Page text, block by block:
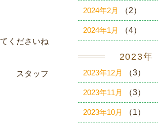
くださいね
2024年2月 （2）
2024年1月 （4）
2023年
2023年12月 （3）
2023年11月 （3）
2023年10月 （1）